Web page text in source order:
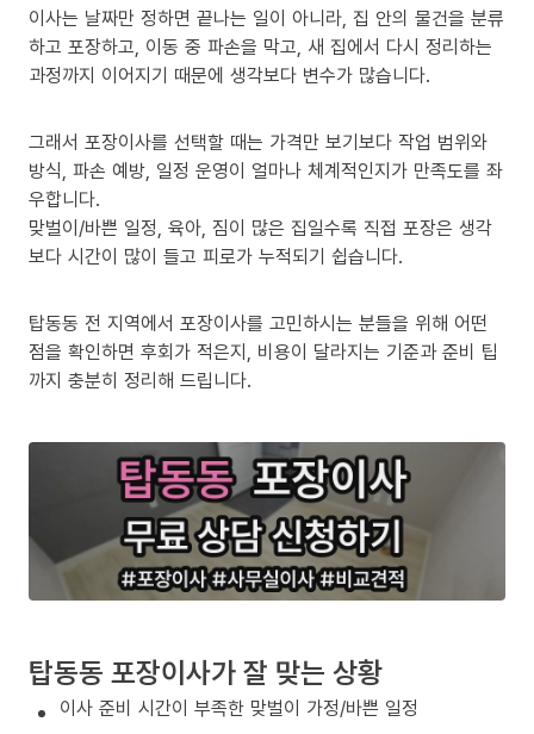
이사는 날짜만 정하면 끝나는 일이 아니라, 집 안의 물건을 분류
하고 포장하고, 이동 중 파손을 막고, 새 집에서 다시 정리하는
과정까지 이어지기 때문에 생각보다 변수가 많습니다.
그래서 포장이사를 선택할 때는 가격만 보기보다 작업 범위와
방식, 파손 예방, 일정 운영이 얼마나 체계적인지가 만족도를 좌
우합니다.
맞벌이/바쁜 일정, 육아, 짐이 많은 집일수록 직접 포장은 생각
보다 시간이 많이 들고 피로가 누적되기 쉽습니다.
탑동동 전 지역에서 포장이사를 고민하시는 분들을 위해 어떤
점을 확인하면 후회가 적은지, 비용이 달라지는 기준과 준비 팁
까지 충분히 정리해 드립니다.
탑동동 포장이사가 잘 맞는 상황
이사 준비 시간이 부족한 맞벌이 가정/바쁜 일정